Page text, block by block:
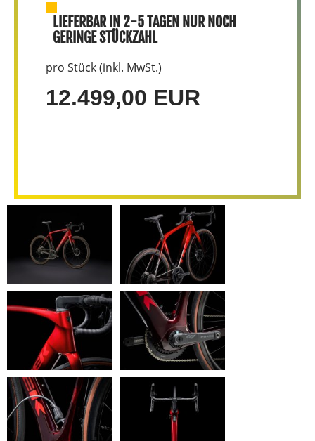
LIEFERBAR IN 2-5 TAGEN NUR NOCH
GERINGE STÜCKZAHL
pro Stück (inkl. MwSt.)
12.499,00 EUR